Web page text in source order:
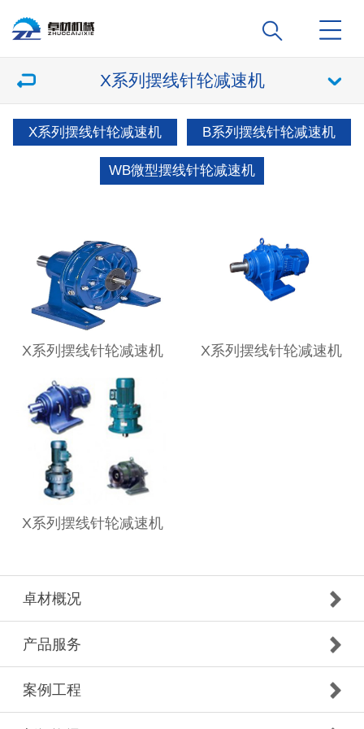
X系列摆线针轮减速机
X系列摆线针轮减速机 B系列摆线针轮减速机
WB微型摆线针轮减速机
X系列摆线针轮减速机 X系列摆线针轮减速机
X系列摆线针轮减速机
卓材概况
产品服务
案例工程